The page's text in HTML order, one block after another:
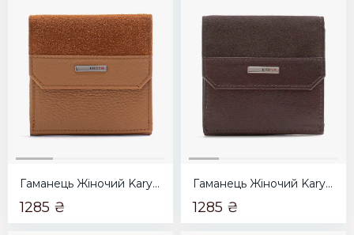
Гаманець Жіночий Karya рудий
1285 ₴
Гаманець Жіночий Karya коричневий
1285 ₴